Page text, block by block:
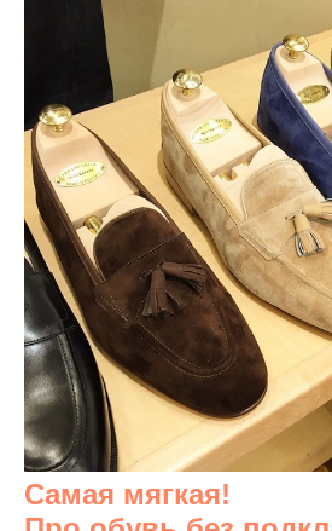
Самая мягкая!